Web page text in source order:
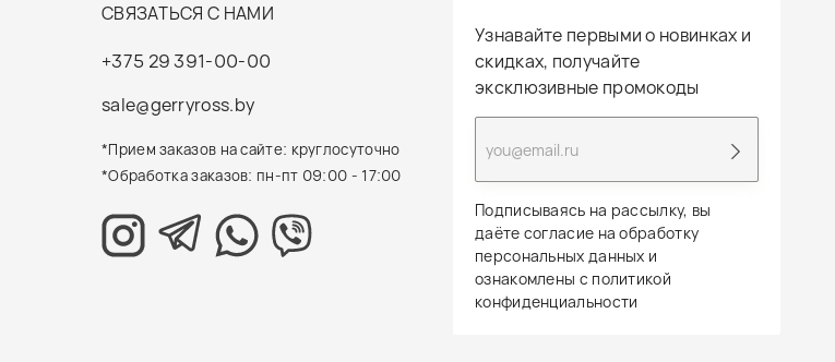
СВЯЗАТЬСЯ С НАМИ
+375 29 391-00-00
sale@gerryross.by
*Прием заказов на сайте: круглосуточно
*Обработка заказов: пн-пт 09:00 - 17:00
Узнавайте первыми о новинках и
скидках, получайте
эксклюзивные промокоды
Подписываясь на рассылку, вы
даёте согласие на обработку
персональных данных и
ознакомлены с политикой
конфиденциальности